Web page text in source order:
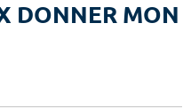
DONNER MON